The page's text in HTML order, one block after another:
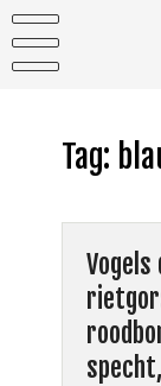
content
Tag: